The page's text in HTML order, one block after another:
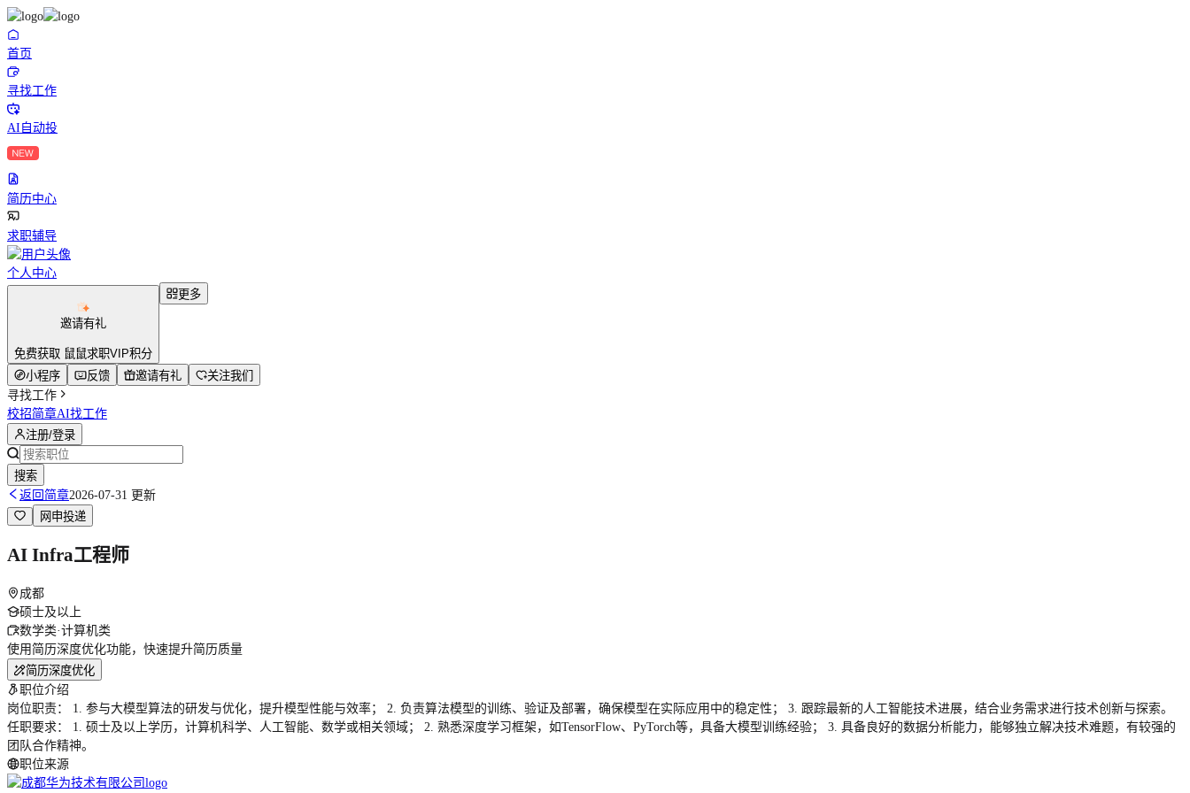
首页
寻找工作
AI自动投
简历中心
求职辅导
个人中心
邀请有礼
免费获取 鼠鼠求职VIP积分
更多
小程序 反馈 邀请有礼
关注我们
寻找工作
校招简章AI找工作
注册/登录
搜索
返回简章2026-07-31 更新
网申投递
AI Infra工程师
成都
硕士及以上
数学类·计算机类
使用简历深度优化功能，快速提升简历质量
简历深度优化
职位介绍
岗位职责： 1. 参与大模型算法的研发与优化，提升模型性能与效率； 2. 负责算法模型的训练、验证及部署，确保模型在实际应用中的稳定性； 3. 跟踪最新的人工智能技术进展，结合业务需求进行技术创新与探索。
任职要求： 1. 硕士及以上学历，计算机科学、人工智能、数学或相关领域； 2. 熟悉深度学习框架，如TensorFlow、PyTorch等，具备大模型训练经验； 3. 具备良好的数据分析能力，能够独立解决技术难题，有较强的
团队合作精神。
职位来源